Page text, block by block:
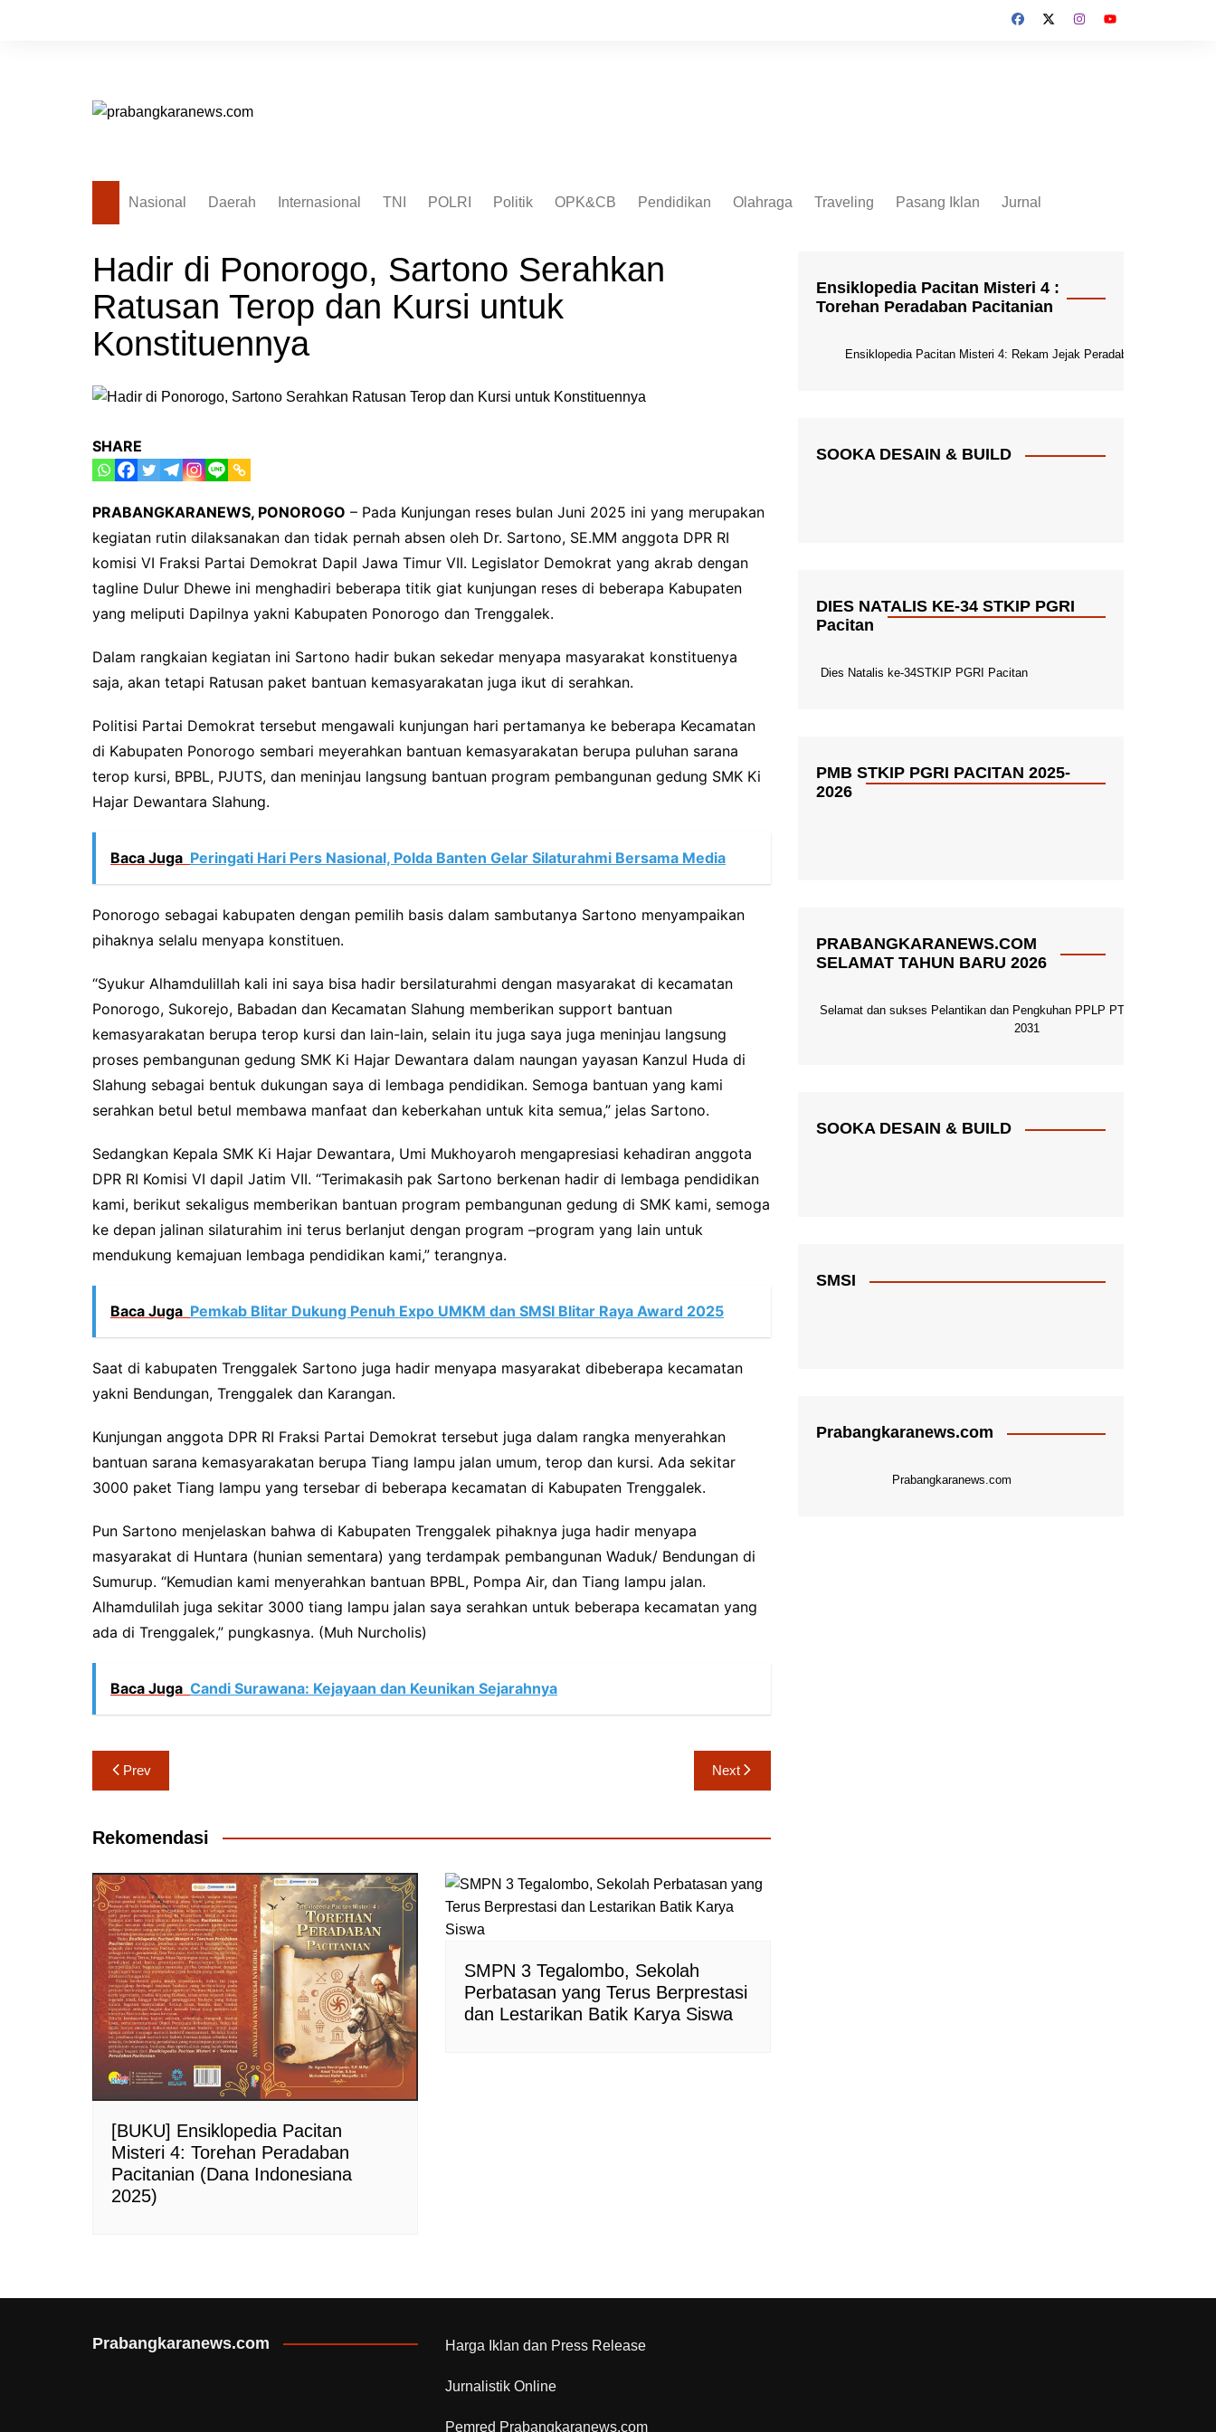
Nasional Daerah Internasional TNI POLRI Politik OPK&CB Pendidikan Olahraga Traveling Pasang Iklan Jurnal
Hadir di Ponorogo, Sartono Serahkan
Ratusan Terop dan Kursi untuk
Konstituennya
SHARE
PRABANGKARANEWS, PONOROGO – Pada Kunjungan reses bulan Juni 2025 ini yang merupakan
kegiatan rutin dilaksanakan dan tidak pernah absen oleh Dr. Sartono, SE.MM anggota DPR RI
komisi VI Fraksi Partai Demokrat Dapil Jawa Timur VII. Legislator Demokrat yang akrab dengan
tagline Dulur Dhewe ini menghadiri beberapa titik giat kunjungan reses di beberapa Kabupaten
yang meliputi Dapilnya yakni Kabupaten Ponorogo dan Trenggalek.
Dalam rangkaian kegiatan ini Sartono hadir bukan sekedar menyapa masyarakat konstituenya
saja, akan tetapi Ratusan paket bantuan kemasyarakatan juga ikut di serahkan.
Politisi Partai Demokrat tersebut mengawali kunjungan hari pertamanya ke beberapa Kecamatan
di Kabupaten Ponorogo sembari meyerahkan bantuan kemasyarakatan berupa puluhan sarana
terop kursi, BPBL, PJUTS, dan meninjau langsung bantuan program pembangunan gedung SMK Ki
Hajar Dewantara Slahung.
Baca Juga Peringati Hari Pers Nasional, Polda Banten Gelar Silaturahmi Bersama Media
Ponorogo sebagai kabupaten dengan pemilih basis dalam sambutanya Sartono menyampaikan
pihaknya selalu menyapa konstituen.
“Syukur Alhamdulillah kali ini saya bisa hadir bersilaturahmi dengan masyarakat di kecamatan
Ponorogo, Sukorejo, Babadan dan Kecamatan Slahung memberikan support bantuan
kemasyarakatan berupa terop kursi dan lain-lain, selain itu juga saya juga meninjau langsung
proses pembangunan gedung SMK Ki Hajar Dewantara dalam naungan yayasan Kanzul Huda di
Slahung sebagai bentuk dukungan saya di lembaga pendidikan. Semoga bantuan yang kami
serahkan betul betul membawa manfaat dan keberkahan untuk kita semua,” jelas Sartono.
Sedangkan Kepala SMK Ki Hajar Dewantara, Umi Mukhoyaroh mengapresiasi kehadiran anggota
DPR RI Komisi VI dapil Jatim VII. “Terimakasih pak Sartono berkenan hadir di lembaga pendidikan
kami, berikut sekaligus memberikan bantuan program pembangunan gedung di SMK kami, semoga
ke depan jalinan silaturahim ini terus berlanjut dengan program –program yang lain untuk
mendukung kemajuan lembaga pendidikan kami,” terangnya.
Baca Juga Pemkab Blitar Dukung Penuh Expo UMKM dan SMSI Blitar Raya Award 2025
Saat di kabupaten Trenggalek Sartono juga hadir menyapa masyarakat dibeberapa kecamatan
yakni Bendungan, Trenggalek dan Karangan.
Kunjungan anggota DPR RI Fraksi Partai Demokrat tersebut juga dalam rangka menyerahkan
bantuan sarana kemasyarakatan berupa Tiang lampu jalan umum, terop dan kursi. Ada sekitar
3000 paket Tiang lampu yang tersebar di beberapa kecamatan di Kabupaten Trenggalek.
Pun Sartono menjelaskan bahwa di Kabupaten Trenggalek pihaknya juga hadir menyapa
masyarakat di Huntara (hunian sementara) yang terdampak pembangunan Waduk/ Bendungan di
Sumurup. “Kemudian kami menyerahkan bantuan BPBL, Pompa Air, dan Tiang lampu jalan.
Alhamdulilah juga sekitar 3000 tiang lampu jalan saya serahkan untuk beberapa kecamatan yang
ada di Trenggalek,” pungkasnya. (Muh Nurcholis)
Baca Juga Candi Surawana: Kejayaan dan Keunikan Sejarahnya
Navigasi
pos
Prev Next
Rekomendasi
[BUKU] Ensiklopedia Pacitan
Misteri 4: Torehan Peradaban
Pacitanian (Dana Indonesiana
2025)
SMPN 3 Tegalombo, Sekolah
Perbatasan yang Terus Berprestasi
dan Lestarikan Batik Karya Siswa
Ensiklopedia Pacitan Misteri 4 :
Torehan Peradaban Pacitanian
Ensiklopedia Pacitan Misteri 4: Rekam Jejak Peradaban Dunia
SOOKA DESAIN & BUILD
DIES NATALIS KE-34 STKIP PGRI
Pacitan
Dies Natalis ke-34STKIP PGRI Pacitan
PMB STKIP PGRI PACITAN 2025-
2026
PRABANGKARANEWS.COM
SELAMAT TAHUN BARU 2026
Selamat dan sukses Pelantikan dan Pengkuhan PPLP PT PGRI Pacitan
2031
SOOKA DESAIN & BUILD
SMSI
Prabangkaranews.com
Prabangkaranews.com
Prabangkaranews.com Harga Iklan dan Press Release
Jurnalistik Online
Pemred Prabangkaranews.com